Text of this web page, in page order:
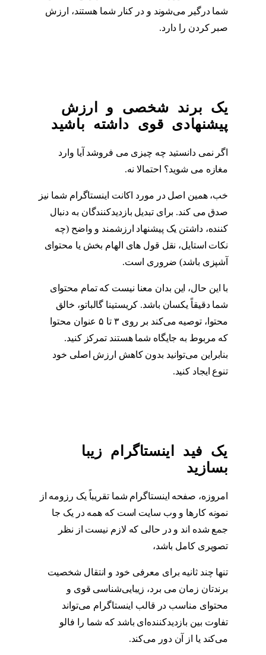
شما درگیر می‌شوند و در کنار شما هستند، ارزش
صبر کردن را دارد.
یک برند شخصی و ارزش
پیشنهادی قوی داشته باشید
اگر نمی دانستید چه چیزی می فروشد آیا وارد
مغازه می شوید؟ احتمالا نه.
خب، همین اصل در مورد اکانت اینستاگرام شما نیز
صدق می کند. برای تبدیل بازدیدکنندگان به دنبال
کننده، داشتن یک پیشنهاد ارزشمند و واضح (چه
نکات استایل، نقل قول های الهام بخش یا محتوای
آشپزی باشد) ضروری است.
با این حال، این بدان معنا نیست که تمام محتوای
شما دقیقاً یکسان باشد. کریستینا گالباتو، خالق
محتوا، توصیه می‌کند بر روی ۳ تا ۵ عنوان محتوا
که مربوط به جایگاه شما هستند تمرکز کنید.
بنابراین می‌توانید بدون کاهش ارزش اصلی خود
تنوع ایجاد کنید.
یک فید اینستاگرام زیبا
بسازید
امروزه، صفحه اینستاگرام شما تقریباً یک رزومه از
نمونه کارها و وب سایت است که همه در یک جا
جمع شده اند و در حالی که لازم نیست از نظر
تصویری کامل باشد،
تنها چند ثانیه برای معرفی خود و انتقال شخصیت
برندتان زمان می برد، زیبایی‌شناسی قوی و
محتوای مناسب در قالب اینستاگرام می‌تواند
تفاوت بین بازدیدکننده‌ای باشد که شما را فالو
می‌کند یا از آن دور می‌کند.